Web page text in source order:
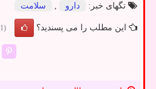
تگهای خبر:
دارو سلامت
این مطلب را می پسندید؟ (1)